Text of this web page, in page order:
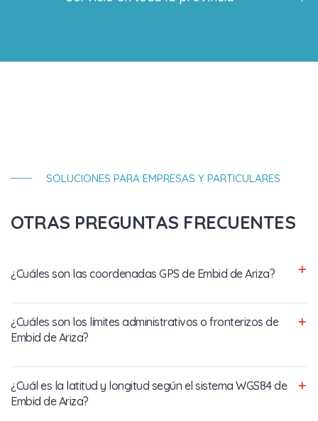
SOLUCIONES PARA EMPRESAS Y PARTICULARES
OTRAS PREGUNTAS FRECUENTES
¿Cuáles son las coordenadas GPS de Embid de Ariza?
¿Cuáles son los límites administrativos o fronterizos de
Embid de Ariza?
¿Cuál es la latitud y longitud según el sistema WGS84 de
Embid de Ariza?